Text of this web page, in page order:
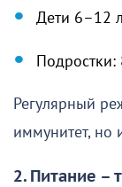
Дети 6–12
Регулярный
иммунитет, но
2. Питание –